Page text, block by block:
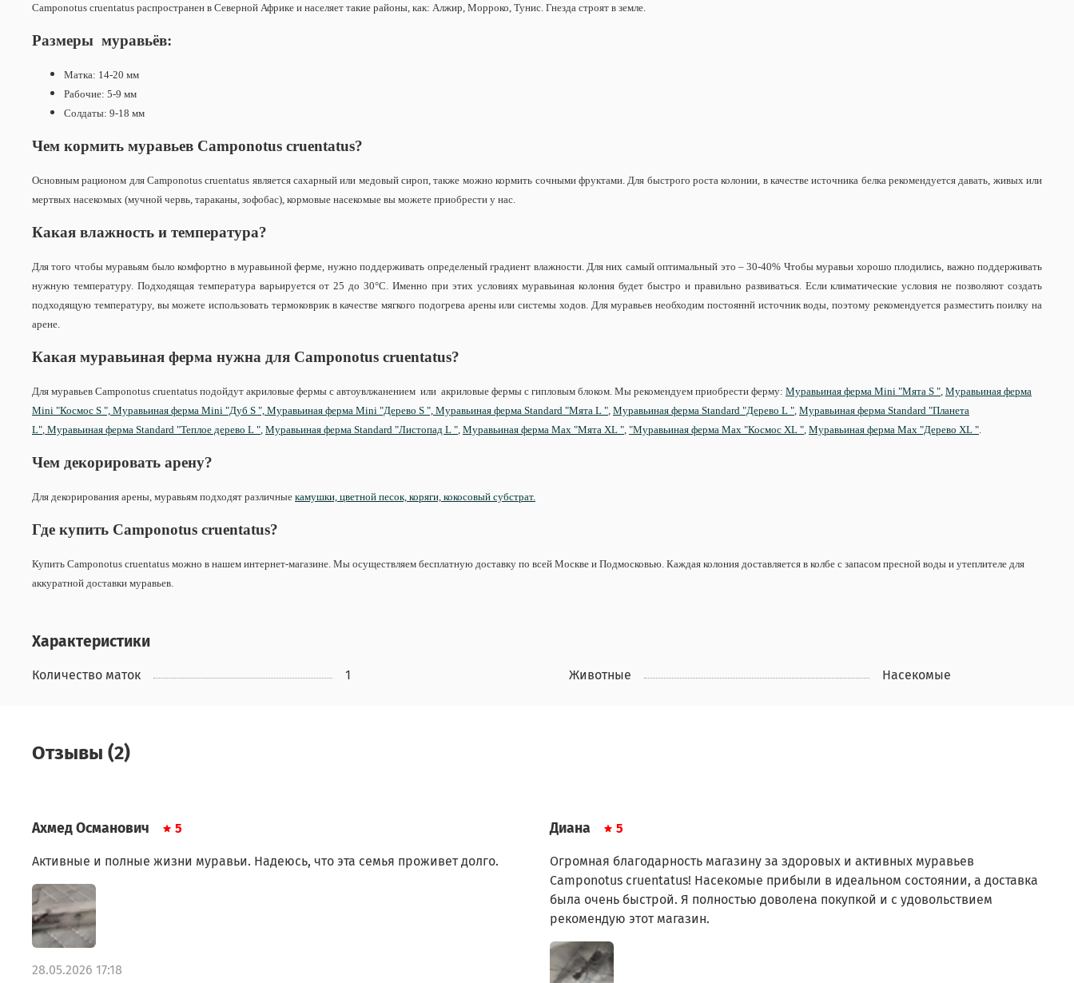
Camponotus cruentatus распространен в Северной Африке и населяет такие районы, как: Алжир, Морроко, Тунис. Гнезда строят в земле.
Размеры муравьёв:
Матка: 14-20 мм
Рабочие: 5-9 мм
Солдаты: 9-18 мм
Чем кормить муравьев Camponotus cruentatus?
Основным рационом для Camponotus cruentatus является сахарный или медовый сироп, также можно кормить сочными фруктами. Для быстрого роста колонии, в качестве источника белка рекомендуется давать, живых или
мертвых насекомых (мучной червь, тараканы, зофобас), кормовые насекомые вы можете приобрести у нас.
Какая влажность и температура?
Для того чтобы муравьям было комфортно в муравьиной ферме, нужно поддерживать определеный градиент влажности. Для них самый оптимальный это – 30-40% Чтобы муравьи хорошо плодились, важно поддерживать
нужную температуру. Подходящая температура варьируется от 25 до 30°С. Именно при этих условиях муравьиная колония будет быстро и правильно развиваться. Если климатические условия не позволяют создать
подходящую температуру, вы можете использовать термоковрик в качестве мягкого подогрева арены или системы ходов. Для муравьев необходим постояннй источник воды, поэтому рекомендуется разместить поилку на
арене.
Какая муравьиная ферма нужна для Camponotus cruentatus?
Для муравьев Camponotus cruentatus подойдут акриловые фермы с автоувлжанением или акриловые фермы с гипловым блоком. Мы рекомендуем приобрести ферму: Муравьиная ферма Mini "Мята S " Муравьиная ферма
Mini "Космос S ", Муравьиная ферма Mini "Дуб S ", Муравьиная ферма Mini "Дерево S ", Муравьиная ферма Standard "Мята L " Муравьиная ферма Standard "Дерево L " Муравьиная ферма Standard "Планета
L" Муравьиная ферма Standard "Теплое дерево L " Муравьиная ферма Standard "Листопад L " Муравьиная ферма Max "Мята XL " "Муравьиная ферма Max "Космос XL " Муравьиная ферма Max "Дерево XL "
Чем декорировать арену?
Для декорирования арены, муравьям подходят различные камушки, цветной песок, коряги, кокосовый субстрат.
Где купить Camponotus cruentatus?
Купить Camponotus cruentatus можно в нашем интернет-магазине. Мы осуществляем бесплатную доставку по всей Москве и Подмосковью. Каждая колония доставляется в колбе с запасом пресной воды и утеплителе для
аккуратной доставки муравьев.
Характеристики
Количество маток 1 Животные Насекомые
Отзывы (2)
Ахмед Османович 5
Активные и полные жизни муравьи. Надеюсь, что эта семья проживет долго.
28.05.2026 17:18
Диана 5
Огромная благодарность магазину за здоровых и активных муравьев
Camponotus cruentatus! Насекомые прибыли в идеальном состоянии, а доставка
была очень быстрой. Я полностью доволена покупкой и с удовольствием
рекомендую этот магазин.